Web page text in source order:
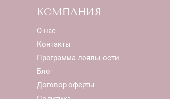
КОМПАНИЯ
О нас
Контакты
Программа лояльности
Блог
Договор оферты